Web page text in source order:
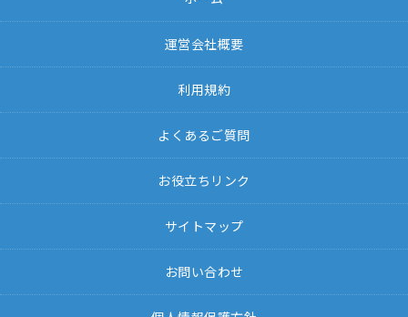
運営会社概要
利用規約
よくあるご質問
お役立ちリンク
サイトマップ
お問い合わせ